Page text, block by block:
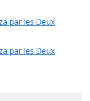
par les Deux
par les Deux